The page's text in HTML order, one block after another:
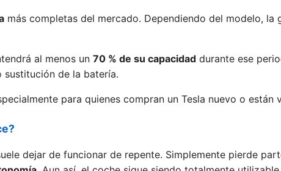
más completas del mercado. Dependiendo del modelo, la
al menos un 70 % de su capacidad durante ese
de la batería.
para quienes compran un Tesla nuevo o están
dejar de funcionar de repente. Simplemente pierde